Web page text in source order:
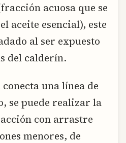
acuosa que se
aceite esencial), este
al ser expuesto
del calderín.
una línea de
se puede realizar la
con arrastre
menores, de